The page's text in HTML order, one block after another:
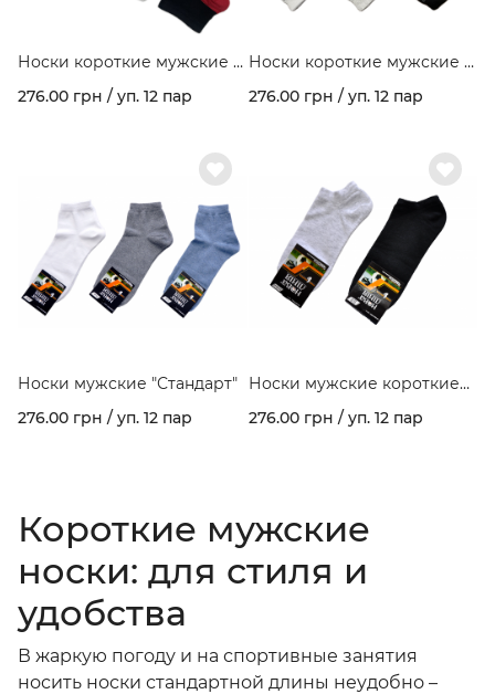
Носки короткие мужские с
рисунком (упаковка 12 пар).
Арт.402
276.00 грн / уп. 12 пар
Носки короткие мужские с
рисунком сеточка
(упаковка 12 пар). Арт.405
276.00 грн / уп. 12 пар
Носки мужские "Стандарт"
276.00 грн / уп. 12 пар
Носки мужские короткие
276.00 грн / уп. 12 пар
Короткие мужские
носки: для стиля и
удобства
В жаркую погоду и на спортивные занятия
носить носки стандартной длины неудобно –